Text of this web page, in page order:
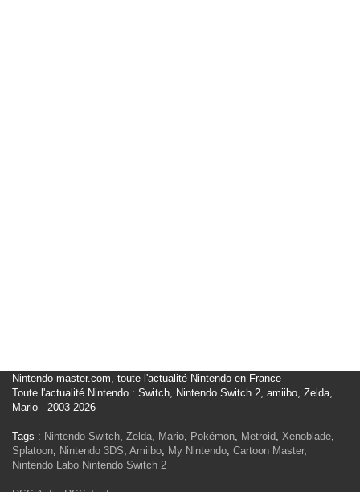
Nintendo-master.com, toute l'actualité Nintendo en France
Toute l'actualité Nintendo : Switch, Nintendo Switch 2, amiibo, Zelda,
Mario - 2003-2026
Tags : Nintendo Switch, Zelda, Mario, Pokémon, Metroid, Xenoblade,
Splatoon, Nintendo 3DS, Amiibo, My Nintendo, Cartoon Master,
Nintendo Labo Nintendo Switch 2